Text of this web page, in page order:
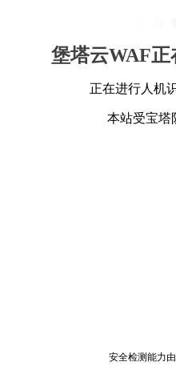
堡塔云WAF正
正在进行人机
本站受宝塔
安全检测能力由